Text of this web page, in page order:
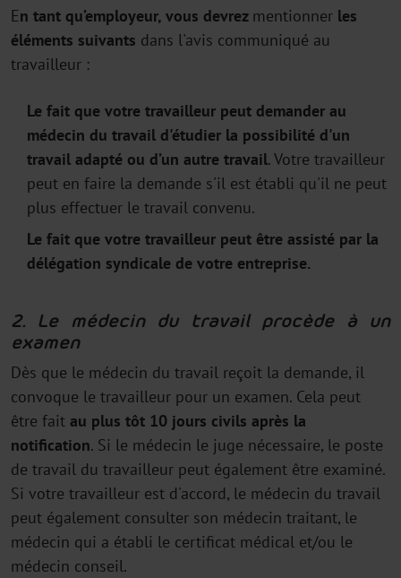
En tant qu’employeur, vous devrez mentionner les
éléments suivants dans l'avis communiqué au
travailleur :
Le fait que votre travailleur peut demander au
médecin du travail d'étudier la possibilité d'un
travail adapté ou d’un autre travail. Votre travailleur
peut en faire la demande s'il est établi qu'il ne peut
plus effectuer le travail convenu.
Le fait que votre travailleur peut être assisté par la
délégation syndicale de votre entreprise.
2. Le médecin du travail procède à un
examen
Dès que le médecin du travail reçoit la demande, il
convoque le travailleur pour un examen. Cela peut
être fait au plus tôt 10 jours civils après la
notification. Si le médecin le juge nécessaire, le poste
de travail du travailleur peut également être examiné.
Si votre travailleur est d'accord, le médecin du travail
peut également consulter son médecin traitant, le
médecin qui a établi le certificat médical et/ou le
médecin conseil.